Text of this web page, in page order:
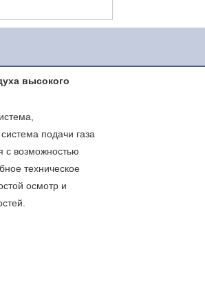
высокого
подачи газа
с возможностью
техническое
осмотр и